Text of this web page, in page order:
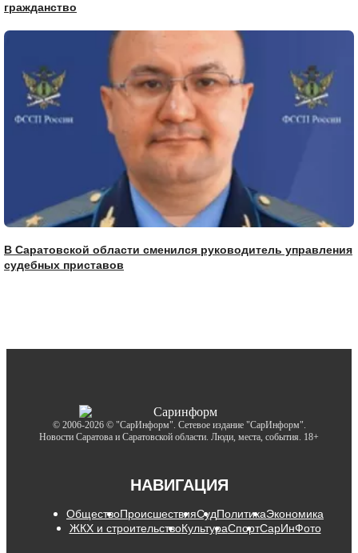
гражданство
В Саратовской области сменился руководитель управления
судебных приставов
© 2006-2026 © "СарИнформ". Сетевое издание "СарИнформ".
Новости Саратова и Саратовской области. Люди, места, события. 18+
НАВИГАЦИЯ
ОбществоПроисшествияСудПолитикаЭкономика
ЖКХ и строительствоКультураСпортСарИнФото